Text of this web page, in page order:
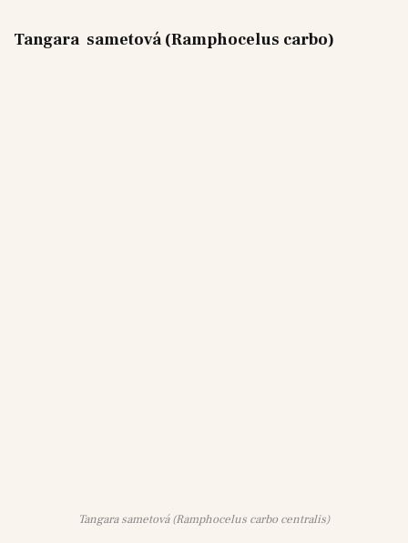
Tangara sametová (Ramphocelus carbo)
Tangara sametová (Ramphocelus carbo centralis)